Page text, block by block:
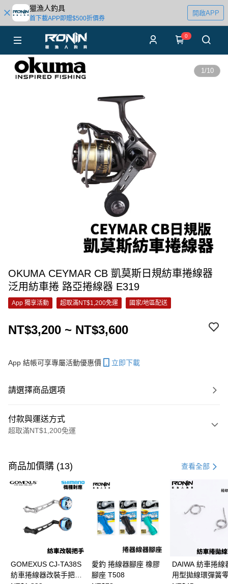
獵漁人釣具
首下載APP即贈$500折價券
開啟APP
0
1/10
OKUMA CEYMAR CB 凱莫斯日規紡車捲線器
泛用紡車捲 路亞捲線器 E319
App 獨享活動 超取滿NT$1,200免運 國家/地區配送
NT$3,200 ~ NT$3,600
App 結帳可享專屬活動優惠價 立即下載
請選擇商品選項
付款與運送方式
超取滿NT$1,200免運
信用卡一次付款
信用卡分期付款
3 期 0 利率 每期 NT$1,066
合作金庫商業銀行
第一商業銀行
華南商業銀行
彰化商業銀行
台北富邦商業銀行
國泰世華商業銀行
兆豐國際商業銀行
台中商業銀行
匯豐（台灣）商業銀行
華泰商業銀行
聯邦商業銀行
悠遊付
商品加價購 (13) 查看全部
GOMEXUS CJ-TA38S
紡車捲線器改裝手把
愛釣 捲線器腳座 橡膠
腳座 T508
DAIWA 紡車捲線
用型拋線環彈簧